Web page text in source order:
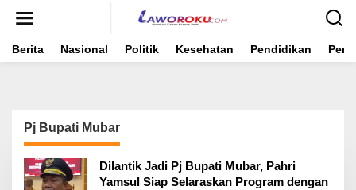
Berita Nasional Politik Kesehatan Pendidikan
Pj Bupati Mubar
Dilantik Jadi Pj Bupati Mubar, Pahri
Yamsul Siap Selaraskan Program dengan